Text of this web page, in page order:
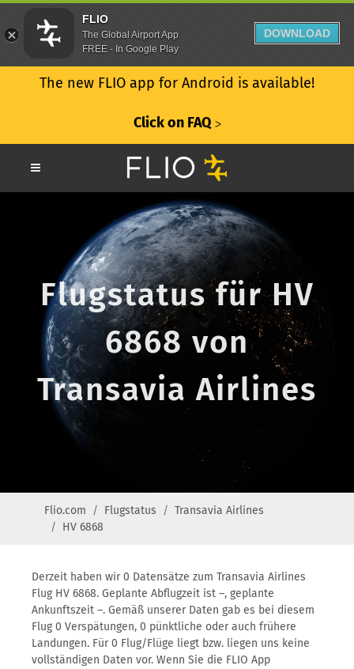
The new FLIO app for Android is available!
Click on FAQ ᐳ
Flugstatus für HV
6868 von
Transavia Airlines
Flio.com Flugstatus
Transavia Airlines
HV 6868
Derzeit haben wir 0 Datensätze zum Transavia Airlines
Flug HV 6868. Geplante Abflugzeit ist –, geplante
Ankunftszeit –. Gemäß unserer Daten gab es bei diesem
Flug 0 Verspätungen, 0 pünktliche oder auch frühere
Landungen. Für 0 Flug/Flüge liegt bzw. liegen uns keine
vollständigen Daten vor. Wenn Sie die FLIO App
FLIO
The Global Airport App
FREE - In Google Play
DOWNLOAD